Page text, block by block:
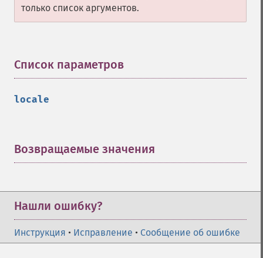
только список аргументов.
Список параметров
locale
Возвращаемые значения
Нашли ошибку?
Инструкция • Исправление • Сообщение об ошибке